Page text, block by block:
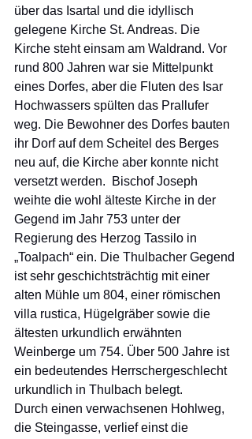
über das Isartal und die idyllisch
gelegene Kirche St. Andreas. Die
Kirche steht einsam am Waldrand. Vor
rund 800 Jahren war sie Mittelpunkt
eines Dorfes, aber die Fluten des Isar
Hochwassers spülten das Prallufer
weg. Die Bewohner des Dorfes bauten
ihr Dorf auf dem Scheitel des Berges
neu auf, die Kirche aber konnte nicht
versetzt werden.  Bischof Joseph
weihte die wohl älteste Kirche in der
Gegend im Jahr 753 unter der
Regierung des Herzog Tassilo in
„Toalpach“ ein. Die Thulbacher Gegend
ist sehr geschichtsträchtig mit einer
alten Mühle um 804, einer römischen
villa rustica, Hügelgräber sowie die
ältesten urkundlich erwähnten
Weinberge um 754. Über 500 Jahre ist
ein bedeutendes Herrschergeschlecht
urkundlich in Thulbach belegt.
Durch einen verwachsenen Hohlweg,
die Steingasse, verlief einst die